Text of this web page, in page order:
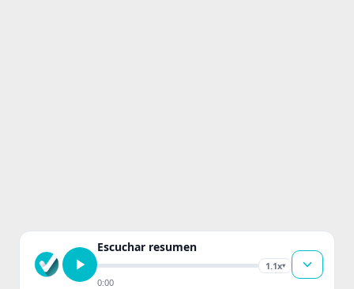
Escuchar resumen
1.1x▾
0:00